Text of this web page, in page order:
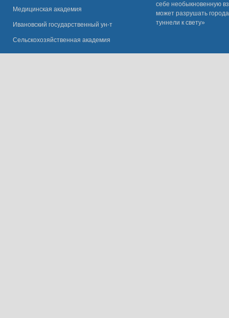
Медицинская академия
Ивановский государственный ун-т
Сельскохозяйственная академия
себе необыкновенную
может разрушать
туннели к свету»